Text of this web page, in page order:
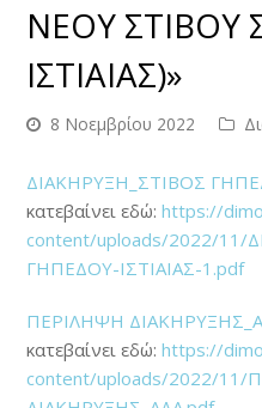
ΝΕΟΥ ΣΤΙΒΟΥ
ΙΣΤΙΑΙΑΣ)»
8 Νοεμβρίου 2022
ΔΙΑΚΗΡΥΞΗ_ΣΤΙΒΟΣ
κατεβαίνει εδώ:https://
content/uploads/2022/11/
ΓΗΠΕΔΟΥ-ΙΣΤΙΑΙΑΣ-1.pdf
ΠΕΡΙΛΗΨΗ
κατεβαίνει εδώ:https://
content/uploads/2022/11/